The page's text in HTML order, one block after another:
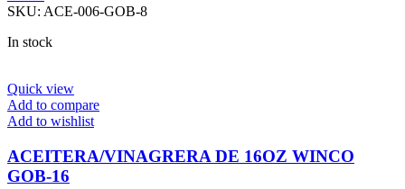
SKU: ACE-006-GOB-8
In stock
Quick view
Add to compare
Add to wishlist
ACEITERA/VINAGRERA DE 16OZ WINCO
GOB-16